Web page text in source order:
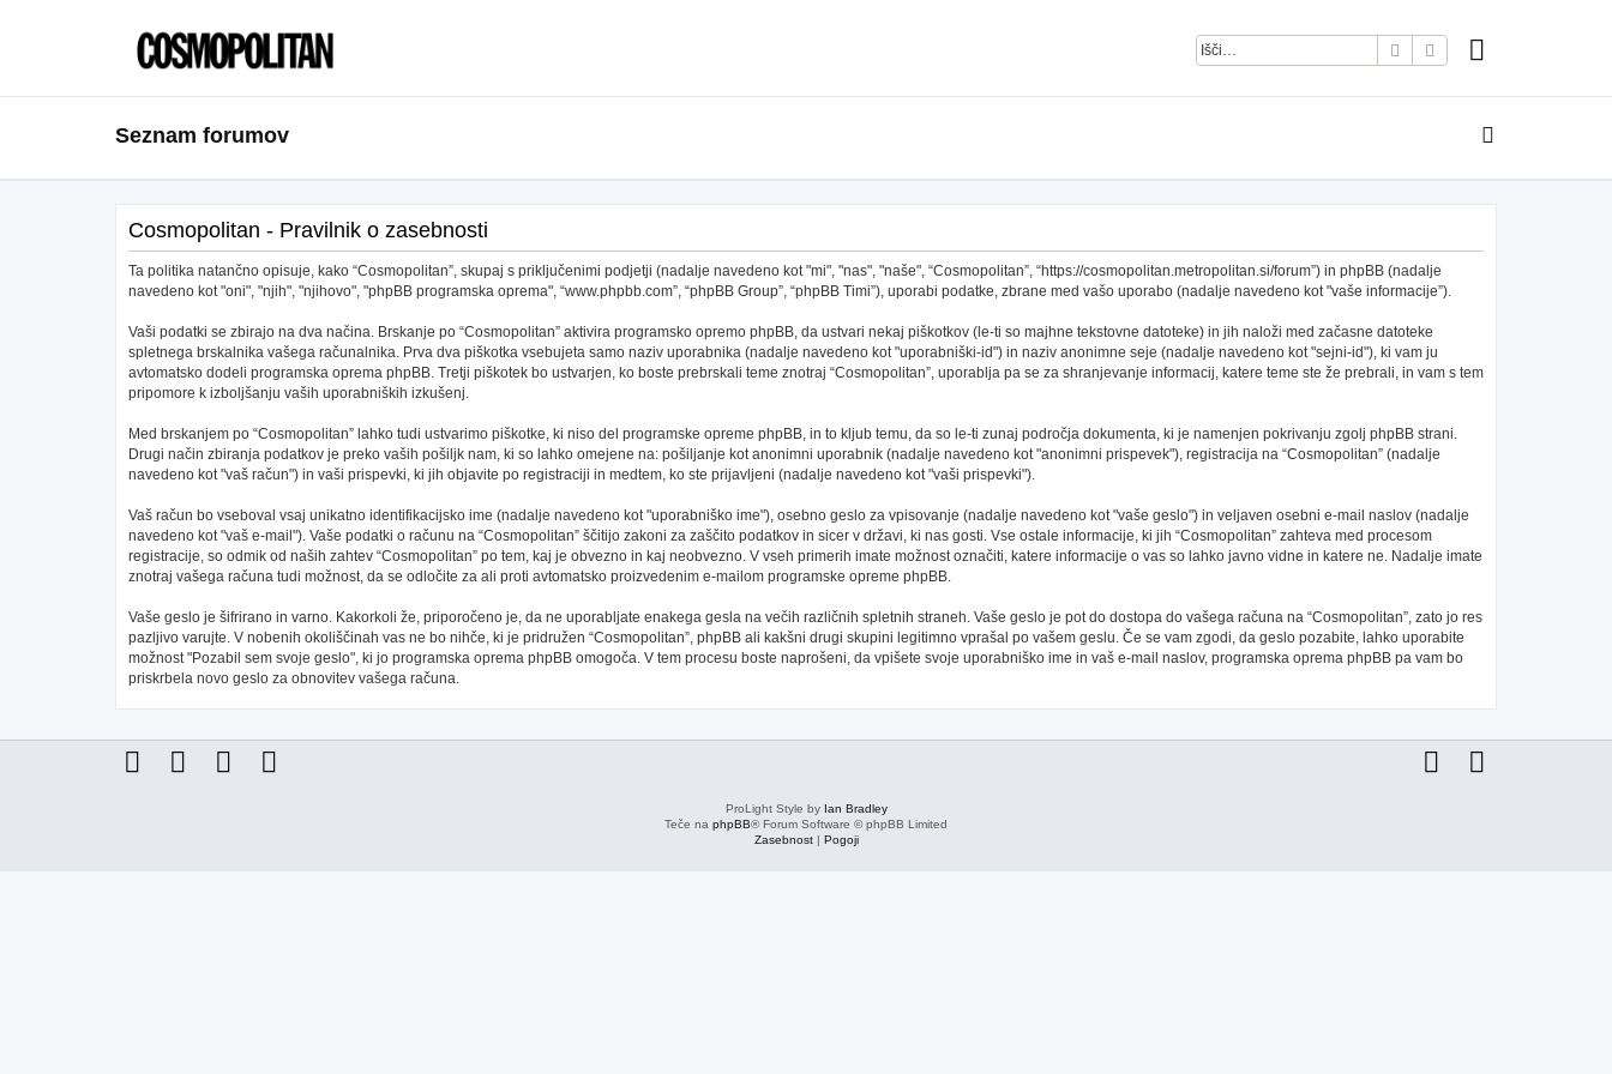
IskanjeNapredno iskanje
Seznam forumov
Cosmopolitan - Pravilnik o zasebnosti
Ta politika natančno opisuje, kako “Cosmopolitan”, skupaj s priključenimi podjetji (nadalje navedeno kot "mi", "nas", "naše", “Cosmopolitan”, “https://cosmopolitan.metropolitan.si/forum”) in phpBB (nadalje
navedeno kot "oni", "njih", "njihovo", "phpBB programska oprema", “www.phpbb.com”, “phpBB Group”, “phpBB Timi”), uporabi podatke, zbrane med vašo uporabo (nadalje navedeno kot "vaše informacije”).
Vaši podatki se zbirajo na dva načina. Brskanje po “Cosmopolitan” aktivira programsko opremo phpBB, da ustvari nekaj piškotkov (le-ti so majhne tekstovne datoteke) in jih naloži med začasne datoteke
spletnega brskalnika vašega računalnika. Prva dva piškotka vsebujeta samo naziv uporabnika (nadalje navedeno kot "uporabniški-id") in naziv anonimne seje (nadalje navedeno kot "sejni-id"), ki vam ju
avtomatsko dodeli programska oprema phpBB. Tretji piškotek bo ustvarjen, ko boste prebrskali teme znotraj “Cosmopolitan”, uporablja pa se za shranjevanje informacij, katere teme ste že prebrali, in vam s tem
pripomore k izboljšanju vaših uporabniških izkušenj.
Med brskanjem po “Cosmopolitan” lahko tudi ustvarimo piškotke, ki niso del programske opreme phpBB, in to kljub temu, da so le-ti zunaj področja dokumenta, ki je namenjen pokrivanju zgolj phpBB strani.
Drugi način zbiranja podatkov je preko vaših pošiljk nam, ki so lahko omejene na: pošiljanje kot anonimni uporabnik (nadalje navedeno kot "anonimni prispevek"), registracija na “Cosmopolitan” (nadalje
navedeno kot "vaš račun") in vaši prispevki, ki jih objavite po registraciji in medtem, ko ste prijavljeni (nadalje navedeno kot "vaši prispevki").
Vaš račun bo vseboval vsaj unikatno identifikacijsko ime (nadalje navedeno kot "uporabniško ime"), osebno geslo za vpisovanje (nadalje navedeno kot "vaše geslo") in veljaven osebni e-mail naslov (nadalje
navedeno kot "vaš e-mail"). Vaše podatki o računu na “Cosmopolitan” ščitijo zakoni za zaščito podatkov in sicer v državi, ki nas gosti. Vse ostale informacije, ki jih “Cosmopolitan” zahteva med procesom
registracije, so odmik od naših zahtev “Cosmopolitan” po tem, kaj je obvezno in kaj neobvezno. V vseh primerih imate možnost označiti, katere informacije o vas so lahko javno vidne in katere ne. Nadalje imate
znotraj vašega računa tudi možnost, da se odločite za ali proti avtomatsko proizvedenim e-mailom programske opreme phpBB.
Vaše geslo je šifrirano in varno. Kakorkoli že, priporočeno je, da ne uporabljate enakega gesla na večih različnih spletnih straneh. Vaše geslo je pot do dostopa do vašega računa na “Cosmopolitan”, zato jo res
pazljivo varujte. V nobenih okoliščinah vas ne bo nihče, ki je pridružen “Cosmopolitan”, phpBB ali kakšni drugi skupini legitimno vprašal po vašem geslu. Če se vam zgodi, da geslo pozabite, lahko uporabite
možnost "Pozabil sem svoje geslo", ki jo programska oprema phpBB omogoča. V tem procesu boste naprošeni, da vpišete svoje uporabniško ime in vaš e-mail naslov, programska oprema phpBB pa vam bo
priskrbela novo geslo za obnovitev vašega računa.
ProLight Style by Ian Bradley
Teče na phpBB® Forum Software © phpBB Limited
Zasebnost| Pogoji